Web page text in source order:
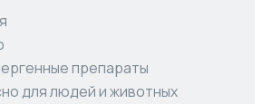
препараты
для людей и животных